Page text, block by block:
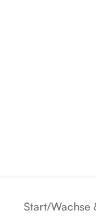
Start/Wachse